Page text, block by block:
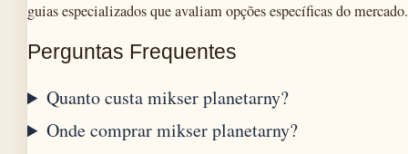
guias especializados que avaliam opções específicas do mercado.
Perguntas Frequentes
Quanto custa mikser planetarny?
Onde comprar mikser planetarny?